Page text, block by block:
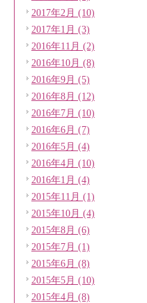
2017年2月 (10)
2017年1月 (3)
2016年11月 (2)
2016年10月 (8)
2016年9月 (5)
2016年8月 (12)
2016年7月 (10)
2016年6月 (7)
2016年5月 (4)
2016年4月 (10)
2016年1月 (4)
2015年11月 (1)
2015年10月 (4)
2015年8月 (6)
2015年7月 (1)
2015年6月 (8)
2015年5月 (10)
2015年4月 (8)